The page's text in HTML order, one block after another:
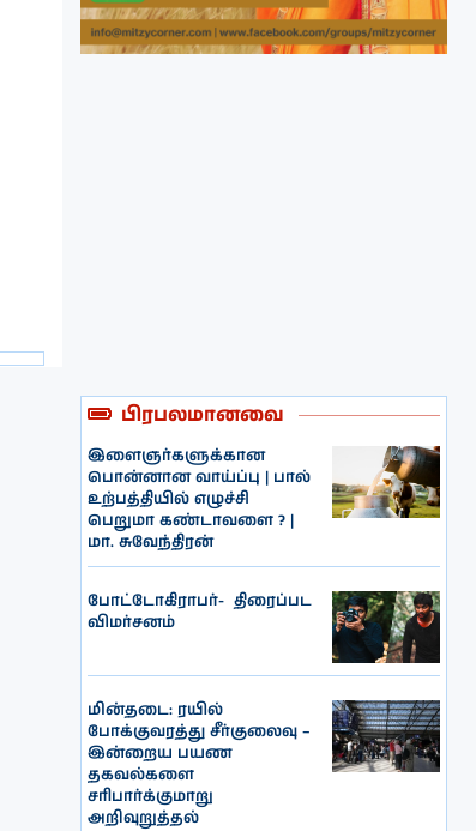
பிரபலமானவை
இளைஞர்களுக்கான
பொன்னான வாய்ப்பு | பால்
உற்பத்தியில் எழுச்சி
பெறுமா கண்டாவளை ? |
மா. சுவேந்திரன்
போட்டோகிராபர்- ‌ திரைப்பட
விமர்சனம்
மின்தடை: ரயில்
போக்குவரத்து சீர்குலைவு –
இன்றைய பயண
தகவல்களை
சரிபார்க்குமாறு
அறிவுறுத்தல்